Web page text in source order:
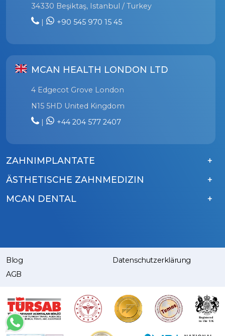
34330 Beşiktaş, Istanbul / Turkey
|
+90 545 970 15 45
MCAN HEALTH LONDON LTD
4 Edgecot Grove London
N15 5HD United Kingdom
|
+44 204 577 2407
ZAHNIMPLANTATE
ÄSTHETISCHE ZAHNMEDIZIN
MCAN DENTAL
Blog
Datenschutzerklärung
AGB